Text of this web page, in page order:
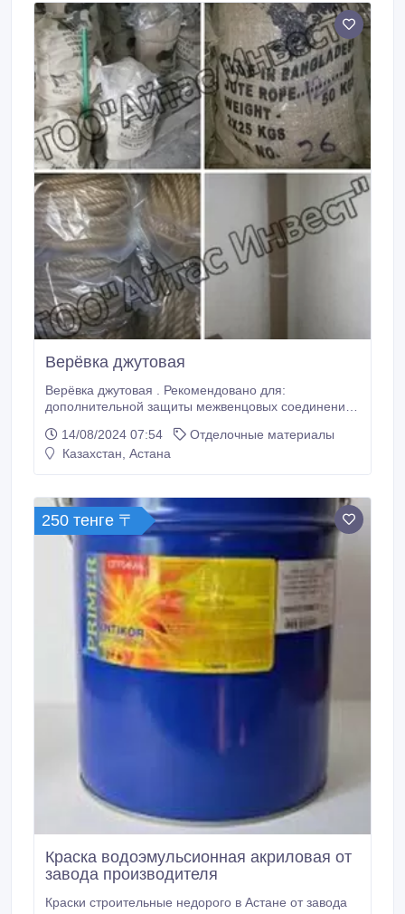
Верёвка джутовая
Верёвка джутовая . Рекомендовано для:
дополнительной защиты межвенцовых соединений
сравнению с льняной верёвкой - это золотистый, а
не серый цвет, близкий к цвету дерева, более
14/08/2024 07:54
Отделочные материалы
Казахстан, Астана
250 тенге 〒
Краска водоэмульсионная акриловая от
завода производителя
Краски строительные недорого в Астане от завода